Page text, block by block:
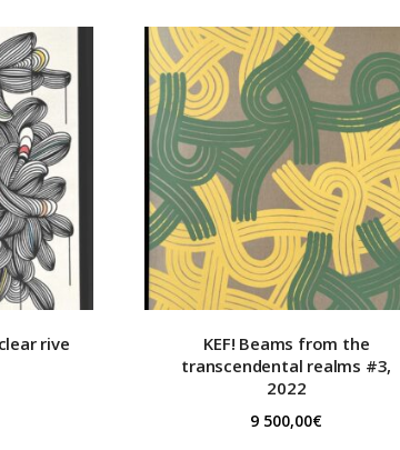
rive
KEF! Beams from the
transcendental realms #3,
2022
9 500,00€